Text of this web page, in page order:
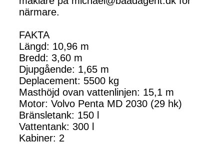
närmare.
FAKTA
Längd: 10,96 m
Bredd: 3,60 m
Djupgående: 1,65 m
Deplacement: 5500 kg
Masthöjd ovan vattenlinjen: 15,1 m
Motor: Volvo Penta MD 2030 (29 hk)
Bränsletank: 150 l
Vattentank: 300 l
Kabiner: 2